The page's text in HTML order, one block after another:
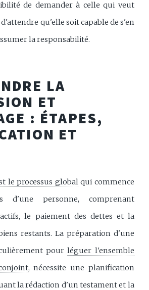
de demander à celle qui veut
qu'elle soit capable de s'en
la responsabilité.
LA
ET
: ÉTAPES,
ET
le processus globalqui commence
d'une personne, comprenant
le paiement des dettes et la
restants. La préparation d'une
pourléguer l'ensemble
, nécessite une planification
la rédaction d'un testament et la